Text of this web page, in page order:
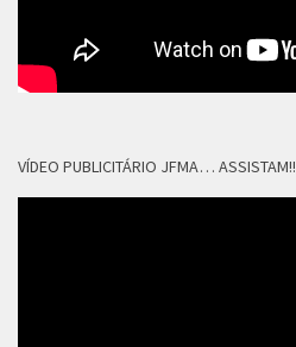
VÍDEO PUBLICITÁRIO JFMA… ASSISTAM!!